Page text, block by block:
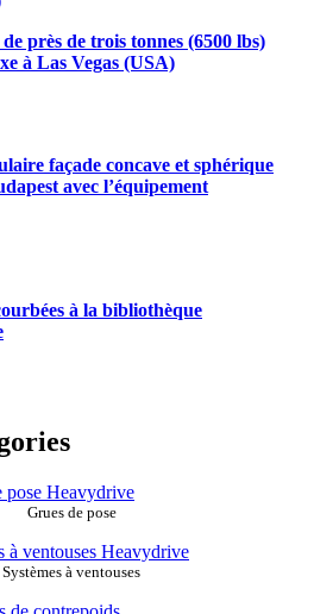
près de trois tonnes (6500 lbs)
à Las Vegas (USA)
façade concave et sphérique
avec l’équipement
à la bibliothèque
Grues de pose
Systèmes à ventouses